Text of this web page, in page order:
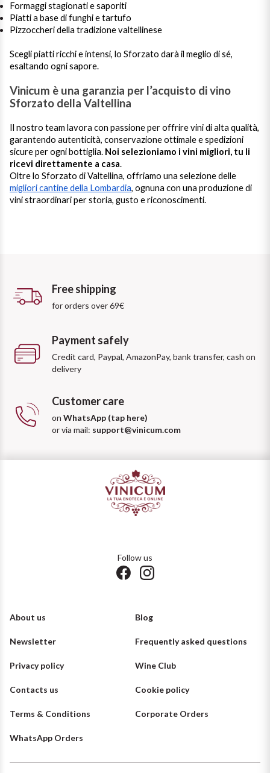
Formaggi stagionati e saporiti
Piatti a base di funghi e tartufo
Pizzoccheri della tradizione valtellinese
Scegli piatti ricchi e intensi, lo Sforzato darà il meglio di sé,
esaltando ogni sapore.
Vinicum è una garanzia per l’acquisto di vino
Sforzato della Valtellina
Il nostro team lavora con passione per offrire vini di alta qualità,
garantendo autenticità, conservazione ottimale e spedizioni
sicure per ogni bottiglia. Noi selezioniamo i vini migliori, tu li
ricevi direttamente a casa.
Oltre lo Sforzato di Valtellina, offriamo una selezione delle
migliori cantine della Lombardia, ognuna con una produzione di
vini straordinari per storia, gusto e riconoscimenti.
Free shipping
for orders over 69€
Payment safely
Credit card, Paypal, AmazonPay, bank transfer, cash on
delivery
Customer care
on WhatsApp (tap here)
or via mail: support@vinicum.com
Follow us
About us Blog
Newsletter Frequently asked questions
Privacy policy Wine Club
Contacts us Cookie policy
Terms & Conditions Corporate Orders
WhatsApp Orders